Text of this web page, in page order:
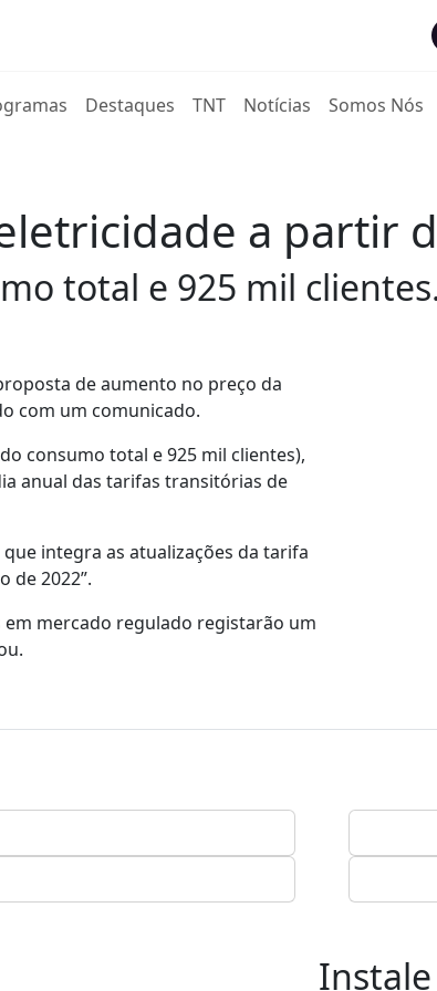
Destaques TNT Notícias Somos Nós
a partir
total e 925 mil
de aumento no preço da
com um comunicado.
consumo total e 925 mil clientes),
anual das tarifas transitórias de
integra as atualizações da tarifa
de 2022”.
em mercado regulado registarão um
Instale